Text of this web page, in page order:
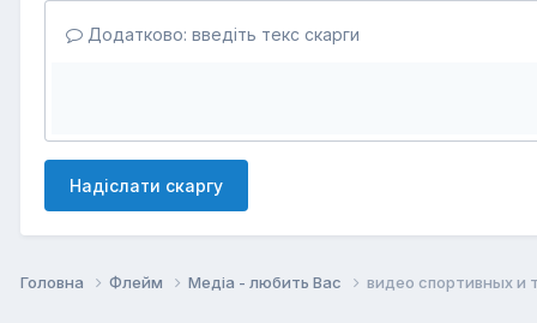
Додатково: введіть текс скарги
Надіслати скаргу
Головна Флейм Медіа - любить Вас видео спортивных и